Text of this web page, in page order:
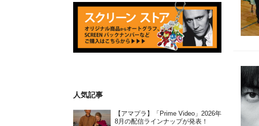
人気記事
【アマプラ】「Prime Video」2026年
8月の配信ラインナップが発表！